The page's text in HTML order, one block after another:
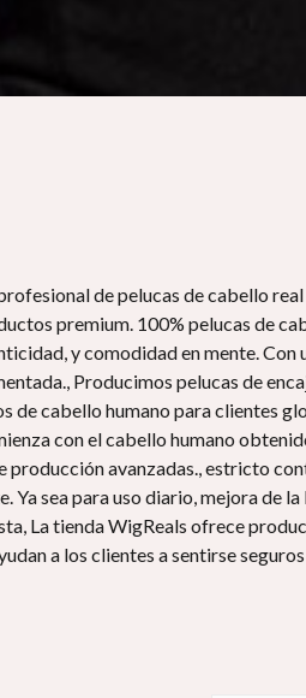
de pelucas de cabello real
premium. 100% pelucas de
y comodidad en mente. Con
Producimos pelucas de
de cabello humano para clientes
con el cabello humano
producción avanzadas., estricto
Ya sea para uso diario, mejora de
La tienda WigReals ofrece
a los clientes a sentirse